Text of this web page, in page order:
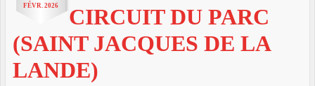
FÉVR. 2026
CIRCUIT DU PARC
(SAINT JACQUES DE LA
LANDE)